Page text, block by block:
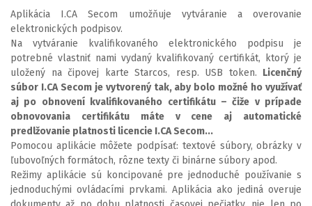
Aplikácia I.CA Secom umožňuje vytváranie a overovanie
elektronických podpisov.
Na vytváranie kvalifikovaného elektronického podpisu je
potrebné vlastniť nami vydaný kvalifikovaný certifikát, ktorý je
uložený na čipovej karte Starcos, resp. USB token. Licenčný
súbor I.CA Secom je vytvorený tak, aby bolo možné ho využívať
aj po obnovení kvalifikovaného certifikátu – čiže v prípade
obnovovania certifikátu máte v cene aj automatické
predlžovanie platnosti licencie I.CA Secom...
Pomocou aplikácie môžete podpísať: textové súbory, obrázky v
ľubovoľných formátoch, rôzne texty či binárne súbory apod.
Režimy aplikácie sú koncipované pre jednoduché používanie s
jednoduchými ovládacími prvkami. Aplikácia ako jediná overuje